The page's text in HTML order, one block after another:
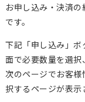
お申し込み・決済
です。
下記「申し込み」
面で必要数量を選択、
次のページでお客
択するページが表示